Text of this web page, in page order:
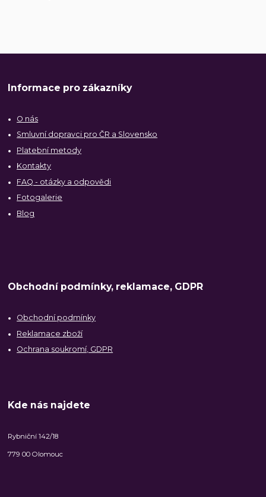
Informace pro zákazníky
O nás
Smluvní dopravci pro ČR a Slovensko
Platební metody
Kontakty
FAQ - otázky a odpovědi
Fotogalerie
Blog
Obchodní podmínky, reklamace, GDPR
Obchodní podmínky
Reklamace zboží
Ochrana soukromí, GDPR
Kde nás najdete
Rybniční 142/18
779 00 Olomouc